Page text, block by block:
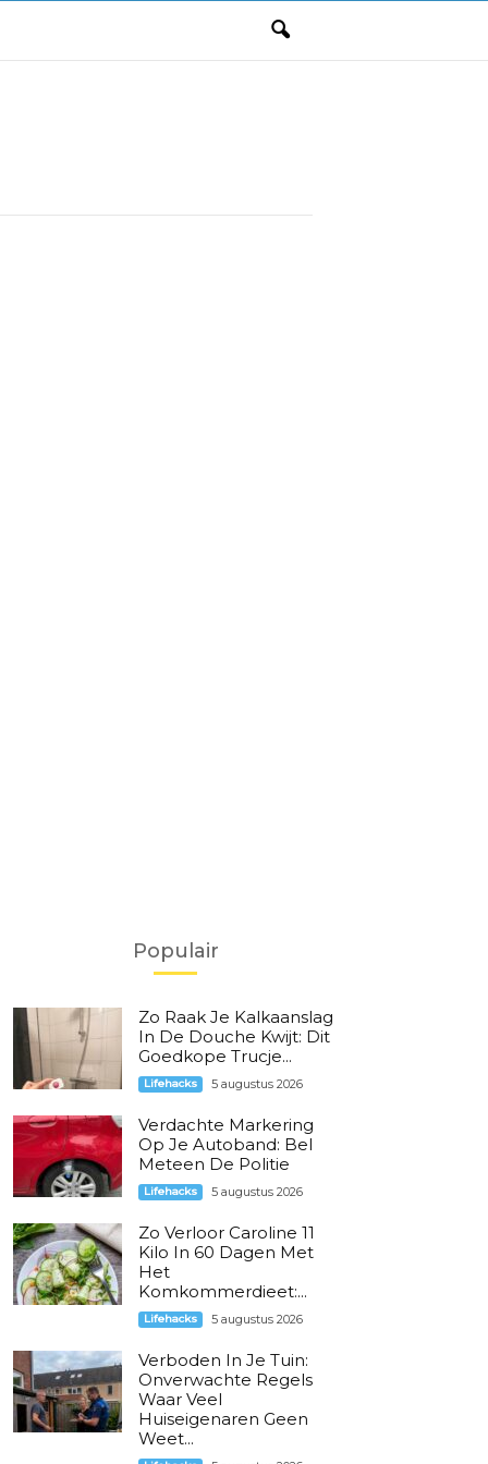
Populair
Zo Raak Je Kalkaanslag
In De Douche Kwijt: Dit
Goedkope Trucje...
Lifehacks 5 augustus 2026
Verdachte Markering
Op Je Autoband: Bel
Meteen De Politie
Lifehacks 5 augustus 2026
Zo Verloor Caroline 11
Kilo In 60 Dagen Met
Het
Komkommerdieet:...
Lifehacks 5 augustus 2026
Verboden In Je Tuin:
Onverwachte Regels
Waar Veel
Huiseigenaren Geen
Weet...